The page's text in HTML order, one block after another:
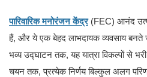
पारिवारिक मनोरंजन केंद्र(FEC) आनंद
हैं, और ये एक बेहद लाभदायक व्यवसाय बनते
भव्य उद्घाटन तक, यह यात्रा विकल्पों से
चयन तक, प्रत्येक निर्णय बिल्कुल अलग